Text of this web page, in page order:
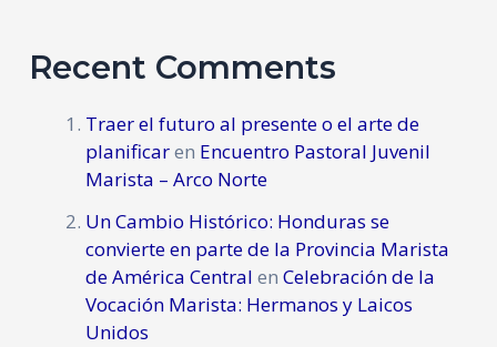
Recent Comments
Traer el futuro al presente o el arte de
planificaren Encuentro Pastoral Juvenil
Marista – Arco Norte
Un Cambio Histórico: Honduras se
convierte en parte de la Provincia Marista
de América Central enCelebración de la
Vocación Marista: Hermanos y Laicos
Unidos